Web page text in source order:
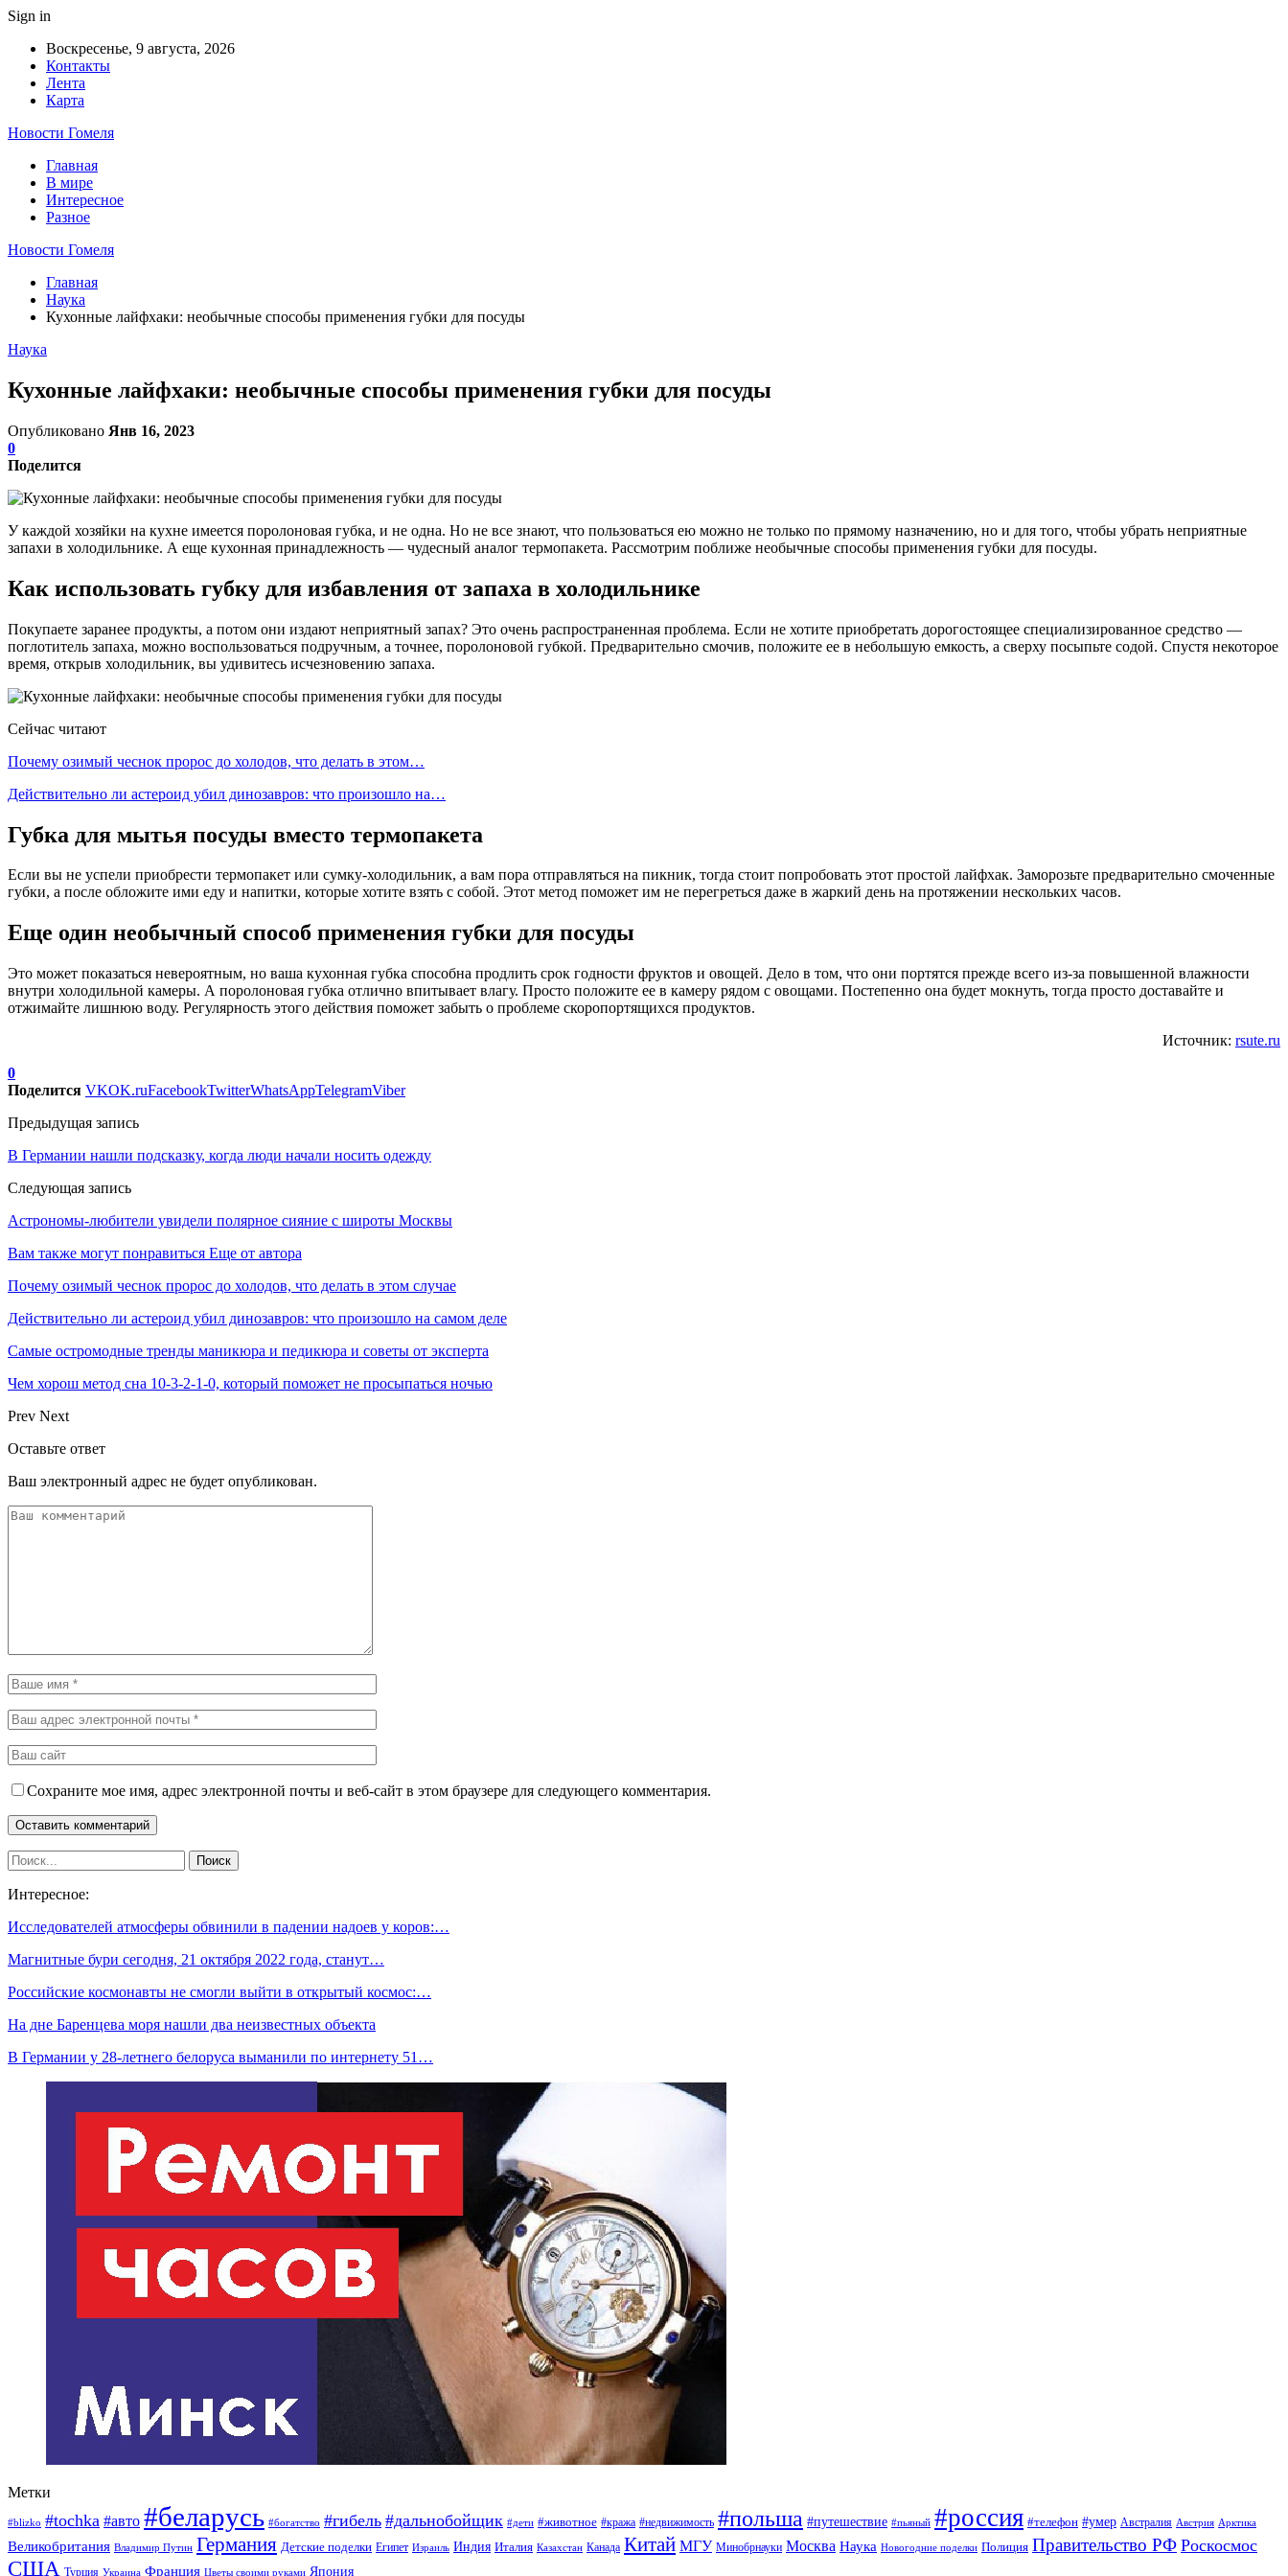
Sign in
Воскресенье, 9 августа, 2026
Контакты
Лента
Карта
Новости Гомеля
Главная
В мире
Интересное
Разное
Новости Гомеля
Главная
Наука
Кухонные лайфхаки: необычные способы применения губки для посуды
Наука
Кухонные лайфхаки: необычные способы применения губки для посуды
Опубликовано Янв 16, 2023
0
Поделится
У каждой хозяйки на кухне имеется поролоновая губка, и не одна. Но не все знают, что пользоваться ею можно не только по прямому назначению, но и для того, чтобы убрать неприятные
запахи в холодильнике. А еще кухонная принадлежность — чудесный аналог термопакета. Рассмотрим поближе необычные способы применения губки для посуды.
Как использовать губку для избавления от запаха в холодильнике
Покупаете заранее продукты, а потом они издают неприятный запах? Это очень распространенная проблема. Если не хотите приобретать дорогостоящее специализированное средство —
поглотитель запаха, можно воспользоваться подручным, а точнее, поролоновой губкой. Предварительно смочив, положите ее в небольшую емкость, а сверху посыпьте содой. Спустя некоторое
время, открыв холодильник, вы удивитесь исчезновению запаха.
Сейчас читают
Почему озимый чеснок пророс до холодов, что делать в этом…
Действительно ли астероид убил динозавров: что произошло на…
Губка для мытья посуды вместо термопакета
Если вы не успели приобрести термопакет или сумку-холодильник, а вам пора отправляться на пикник, тогда стоит попробовать этот простой лайфхак. Заморозьте предварительно смоченные
губки, а после обложите ими еду и напитки, которые хотите взять с собой. Этот метод поможет им не перегреться даже в жаркий день на протяжении нескольких часов.
Еще один необычный способ применения губки для посуды
Это может показаться невероятным, но ваша кухонная губка способна продлить срок годности фруктов и овощей. Дело в том, что они портятся прежде всего из-за повышенной влажности
внутри холодильной камеры. А поролоновая губка отлично впитывает влагу. Просто положите ее в камеру рядом с овощами. Постепенно она будет мокнуть, тогда просто доставайте и
отжимайте лишнюю воду. Регулярность этого действия поможет забыть о проблеме скоропортящихся продуктов.
Источник: rsute.ru
0
Поделится VKOK.ruFacebookTwitterWhatsAppTelegramViber
Предыдущая запись
В Германии нашли подсказку, когда люди начали носить одежду
Следующая запись
Астрономы-любители увидели полярное сияние с широты Москвы
Вам также могут понравиться Еще от автора
Почему озимый чеснок пророс до холодов, что делать в этом случае
Действительно ли астероид убил динозавров: что произошло на самом деле
Самые остромодные тренды маникюра и педикюра и советы от эксперта
Чем хорош метод сна 10-3-2-1-0, который поможет не просыпаться ночью
Prev Next
Оставьте ответ
Ваш электронный адрес не будет опубликован.
Сохраните мое имя, адрес электронной почты и веб-сайт в этом браузере для следующего комментария.
Интересное:
Исследователей атмосферы обвинили в падении надоев у коров:…
Магнитные бури сегодня, 21 октября 2022 года, станут…
Российские космонавты не смогли выйти в открытый космос:…
На дне Баренцева моря нашли два неизвестных объекта
В Германии у 28-летнего белоруса выманили по интернету 51…
Метки
#blizko #tochka #авто #беларусь #богатство #гибель #дальнобойщик #дети #животное #кража #недвижимость #польша #путешествие #пьяный #россия #телефон #умер Австралия Австрия Арктика
Великобритания Владимир Путин Германия Детские поделки Египет Израиль Индия Италия Казахстан Канада Китай МГУ Минобрнауки Москва Наука Новогодние поделки Полиция Правительство РФ Роскосмос
США Турция Украина Франция Цветы своими руками Япония